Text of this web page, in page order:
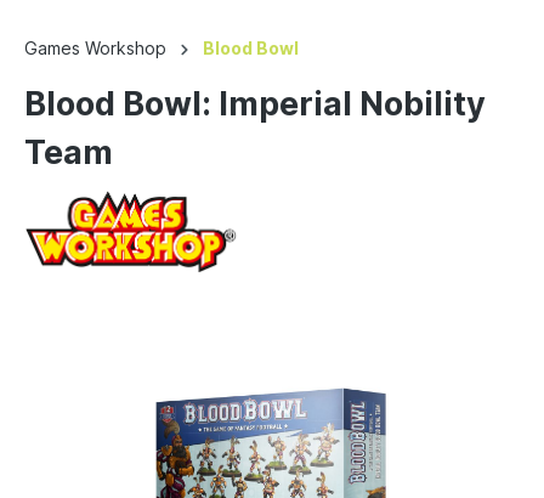
Games Workshop Blood Bowl
Blood Bowl: Imperial Nobility
Team